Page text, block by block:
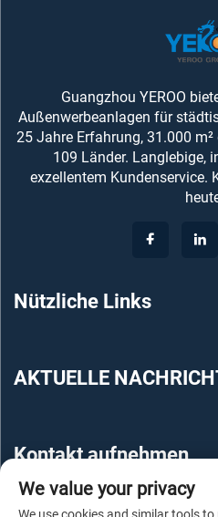
Guangzhou YEROO
Außenwerbeanlagen für
25 Jahre Erfahrung, 31.000
109 Länder. Langlebige,
exzellentem Kundenservice.
Nützliche Links
AKTUELLE
Kontakt aufnehmen
We value your privacy